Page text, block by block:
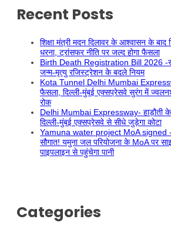
Recent Posts
शिक्षा मंत्री मदन दिलावर के आश्वासन के बाद
धरना, ट्रांसफर नीति पर जल्द होगा फैसला
Birth Death Registration Bill 2026 -
जन्म-मृत्यु रजिस्ट्रेशन के बदले नियम
Kota Tunnel Delhi Mumbai
फैसला, दिल्ली-मुंबई एक्सप्रेसवे सुरंग में
रोक
Delhi Mumbai Expressway- हाड़ौती के
दिल्ली-मुंबई एक्सप्रेसवे से सीधे जुड़ेगा कोटा
Yamuna water project MoA signed -
सौगात! यमुना जल परियोजना के MoA पर
पाइपलाइन से पहुंचेगा पानी
Categories